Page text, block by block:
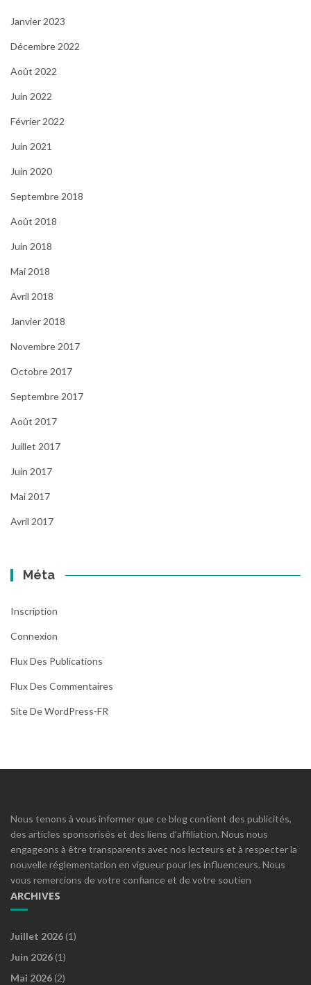
Janvier 2023
Décembre 2022
Août 2022
Juin 2022
Février 2022
Juin 2021
Juin 2020
Septembre 2018
Août 2018
Juin 2018
Mai 2018
Avril 2018
Janvier 2018
Novembre 2017
Octobre 2017
Septembre 2017
Août 2017
Juillet 2017
Juin 2017
Mai 2017
Avril 2017
Méta
Inscription
Connexion
Flux Des Publications
Flux Des Commentaires
Site De WordPress-FR
Nous tenons à vous informer que ce blog contient des publicités,
des articles sponsorisés et des liens d’affiliation. Nous nous
engageons à être transparents avec nos lecteurs et à respecter la
nouvelle réglementation en vigueur pour les influenceurs. Nous
vous remercions de votre confiance et de votre soutien
ARCHIVES
Juillet 2026 (1)
Juin 2026 (1)
Mai 2026 (2)